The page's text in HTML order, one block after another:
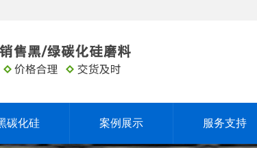
碳化硅 案例展示 服务支持